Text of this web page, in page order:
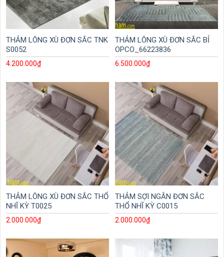
THẢM LÔNG XÙ ĐƠN SẮC TNK
S0052
4.200.000₫
THẢM LÔNG XÙ ĐƠN SẮC BỈ
OPCO_66223836
6.500.000₫
THẢM LÔNG XÙ ĐƠN SẮC THỔ
NHĨ KỲ T0025
2.000.000₫
THẢM SỢI NGẮN ĐƠN SẮC
THỔ NHĨ KỲ C0015
2.000.000₫